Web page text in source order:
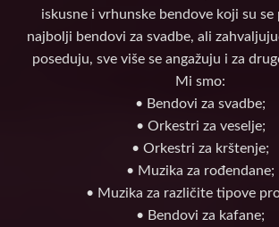
iskusne i vrhunske bendove koji su
najbolji bendovi za svadbe, ali
poseduju, sve više se angažuju i za
Mi smo:
• Bendovi za svadbe;
• Orkestri za veselje;
• Orkestri za krštenje;
• Muzika za rođendane;
• Muzika za različite tipove
• Bendovi za kafane;